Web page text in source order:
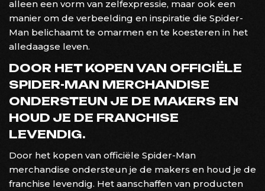
alleen een vorm van zelfexpressie, maar ook een
manier om de verbeelding en inspiratie die Spider-
Man belichaamt te omarmen en te koesteren in het
alledaagse leven.
DOOR HET KOPEN VAN OFFICIËLE
SPIDER-MAN MERCHANDISE
ONDERSTEUN JE DE MAKERS EN
HOUD JE DE FRANCHISE
LEVENDIG.
Door het kopen van officiële Spider-Man
merchandise ondersteun je de makers en houd je de
franchise levendig. Het aanschaffen van producten